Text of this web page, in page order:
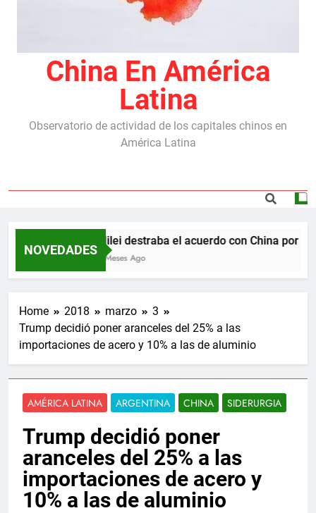
China En América
Latina
Observatorio de actividad de los capitales chinos en
América Latina
NOVEDADES
Milei destraba el acuerdo con China por las
5 Meses Ago
Home 2018 marzo
3
Trump decidió poner aranceles del 25% a las
importaciones de acero y 10% a las de aluminio
AMÉRICA LATINA ARGENTINA CHINA SIDERURGIA
Trump decidió poner
aranceles del 25% a las
importaciones de acero y
10% a las de aluminio